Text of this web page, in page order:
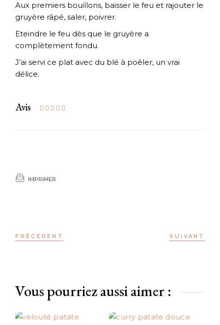
Aux premiers bouillons, baisser le feu et rajouter le
gruyère râpé, saler, poivrer.
Eteindre le feu dès que le gruyère a
complètement fondu.
J’ai servi ce plat avec du blé à poêler, un vrai
délice.
Avis
IMPRIMER
PRÉCÉDENT SUIVANT
Vous pourriez aussi aimer :